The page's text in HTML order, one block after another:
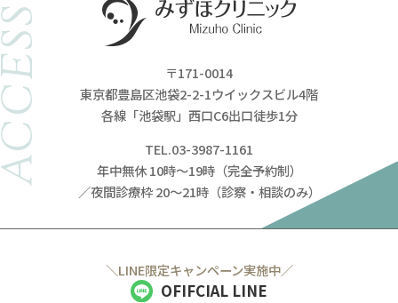
〒171-0014
東京都豊島区池袋2-2-1ウイックスビル4階
各線「池袋駅」西口C6出口徒歩1分
TEL.03-3987-1161
年中無休 10時～19時（完全予約制）
／夜間診療枠 20～21時（診察・相談のみ）
＼LINE限定キャンペーン実施中／
OFIFCIAL LINE